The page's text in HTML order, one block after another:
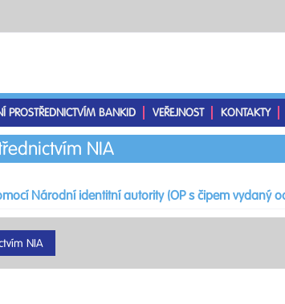
PROSTŘEDNICTVÍM BANKID VEŘEJNOST KONTAKTY
NIA
Národní identitní autority (OP s čipem vydaný